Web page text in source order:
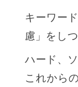
キーワー
慮」をし
ハード、
これから